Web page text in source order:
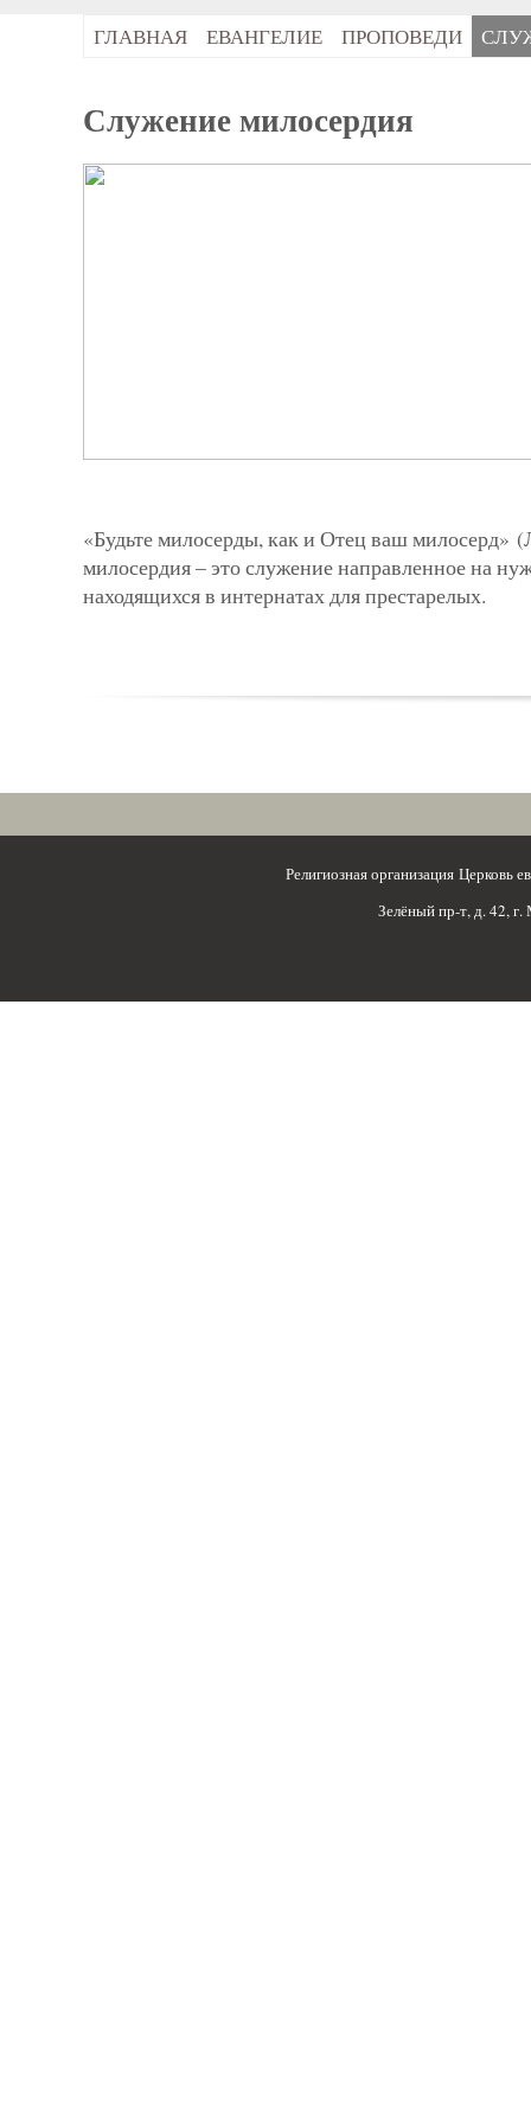
ГЛАВНАЯ ЕВАНГЕЛИЕ ПРОПОВЕДИ
Служение милосердия
«Будьте милосерды, как и Отец ваш мило­серд»
милосердия – это служение направленное на
находящихся в интер­натах для престарелых.
Религиозная организация
Зелёный пр-т, д. 42,